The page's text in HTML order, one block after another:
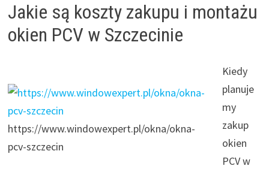
Jakie są koszty zakupu i montażu
okien PCV w Szczecinie
https://www.windowexpert.pl/okna/okna-
pcv-szczecin
Kiedy
planuje
my
zakup
okien
PCV w